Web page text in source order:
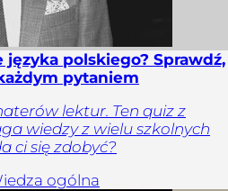
języka polskiego? Sprawdź,
pytaniem
lektur. Ten quiz z
wiedzy z wielu szkolnych
ci się zdobyć?
ogólna